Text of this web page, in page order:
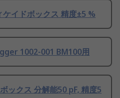
ケイドボックス 精度±5 %
1002-001 BM100用
ックス 分解能50 pF, 精度5